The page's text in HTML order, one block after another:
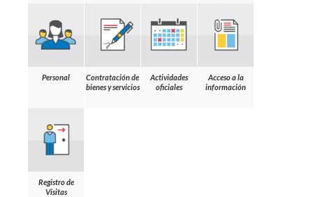
Personal
Contratación de
bienes y servicios
Actividades
oficiales
Acceso a la
información
Registro de
Visitas